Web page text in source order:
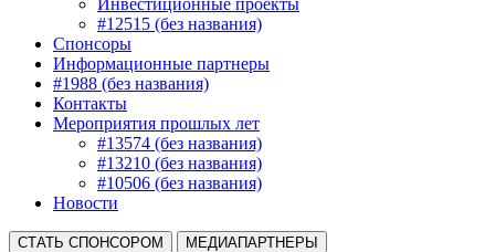
#12515 (без названия)
Спонсоры
Информационные партнеры
#1988 (без названия)
Контакты
Мероприятия прошлых лет
#13574 (без названия)
#13210 (без названия)
#10506 (без названия)
Новости
СТАТЬ СПОНСОРОМ
МЕДИАПАРТНЕРЫ